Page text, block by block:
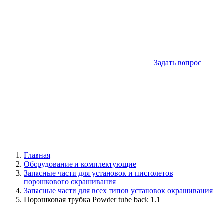
Задать вопрос
Главная
Оборудование и комплектующие
Запасные части для установок и пистолетов
порошкового окрашивания
Запасные части для всех типов установок окрашивания
Порошковая трубка Powder tube back 1.1